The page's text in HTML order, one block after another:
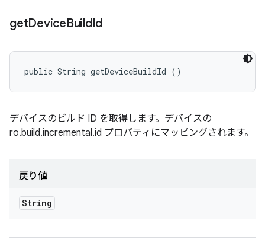
getDeviceBuildId
public String getDeviceBuildId ()
デバイスのビルド ID を取得します。デバイスの
ro.build.incremental.id プロパティにマッピングされます。
戻り値
String